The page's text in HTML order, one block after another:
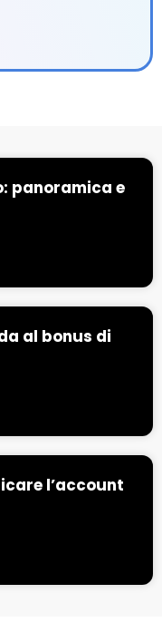
panoramica e
al bonus di
l’account